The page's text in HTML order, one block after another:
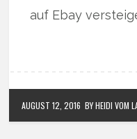
auf Ebay
AUGUST 12, 2016 BY HEIDI VOM